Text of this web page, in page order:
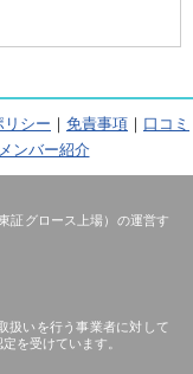
リシー ｜ 免責事項 ｜ 口コミ
ンバー紹介
証グロース上場）の運営す
扱いを行う事業者に対して
を受けています。